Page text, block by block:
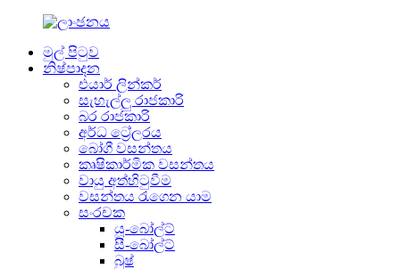
මුල් පිටුව
නිෂ්පාදන
එයාර් ලින්කර්
සැහැල්ලු රාජකාරි
බර රාජකාරි
අර්ධ ට්‍රේලරය
බෝගී වසන්තය
කෘෂිකාර්මික වසන්තය
වායු අත්හිටුවීම
වසන්තය රැගෙන යාම
සංරචක
යූ-බෝල්ට්
සී-බෝල්ට්
බුෂ්